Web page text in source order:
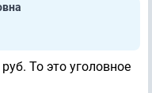
То это уголовное